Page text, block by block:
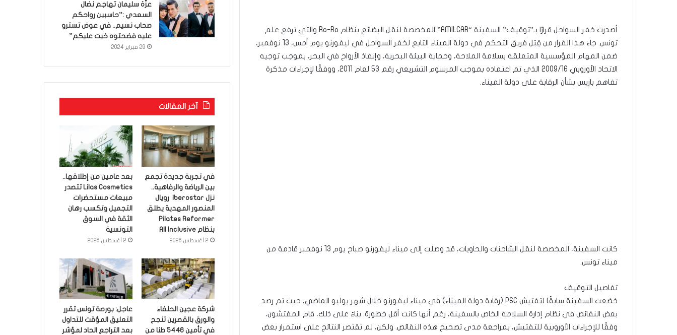
أصدرت خفر السواحل قرارًا بـ”توقيف” السفينة “AMILCAR” المخصصة لنقل البضائع بنظام Ro-Ro والتي ترفع علم
تونس. جاء هذا القرار من قِبَل فريق التحكم في دولة الميناء التابع لخفر السواحل في ليفورنو يوم أمس، 13 نوفمبر،
ضمن المهام المؤسسية المتعلقة بسلامة الملاحة، وحماية البيئة البحرية، وإنقاذ الأرواح في البحر، بموجب توجيه
الاتحاد الأوروبي 2009/16 الذي تم اعتماده بموجب المرسوم التشريعي رقم 53 لعام 2011، ووفقًا لإجراءات مذكرة
تفاهم باريس بشأن الرقابة على دولة الميناء.
كانت السفينة، المخصصة لنقل الشاحنات والحاويات، قد وصلت إلى ميناء ليفورنو صباح يوم 13 نوفمبر قادمة من
ميناء تونس.
تفاصيل التوقيف
خضعت السفينة سابقًا لتفتيش PSC (رقابة دولة الميناء) في ميناء ليفورنو خلال شهر يوليو الماضي، حيث تم رصد
بعض النقائص في نظام إدارة السلامة الخاص بالسفينة، رغم أنها كانت أقل خطورة. بناءً على ذلك، قام المفتشون،
وفقًا للإجراءات الأوروبية للتفتيش، بمراجعة مدى تصحيح هذه النقائص. ولكن، لم تقتصر النتائج على استمرار بعض
عزّة سليمان تهاجم نضال
السعدي :”حاسبين رواحكم
صحاب نسيم.. في عوض تسترو
عليه فضحتوه خيت عليكم”
29 فبراير 2024
آخر المقالات
في تجربة جديدة تجمع
بين الرياضة والرفاهية..
نزل Iberostar رويال
المنصور المهدية يطلق
Pilates Reformer
بنظام All Inclusive
2 أغسطس 2026
بعد عامين من إطلاقها..
Lilas Cosmetics تتصدر
مبيعات مستحضرات
التجميل وتكسب رهان
الثقة في السوق
التونسية
2 أغسطس 2026
شركة عجين الحلفاء
والورق بالقصرين تنجح
في تأمين 5446 طنا من
عاجل: بورصة تونس تقرر
التعليق المؤقت للتداول
بعد التراجع الحاد لمؤشر